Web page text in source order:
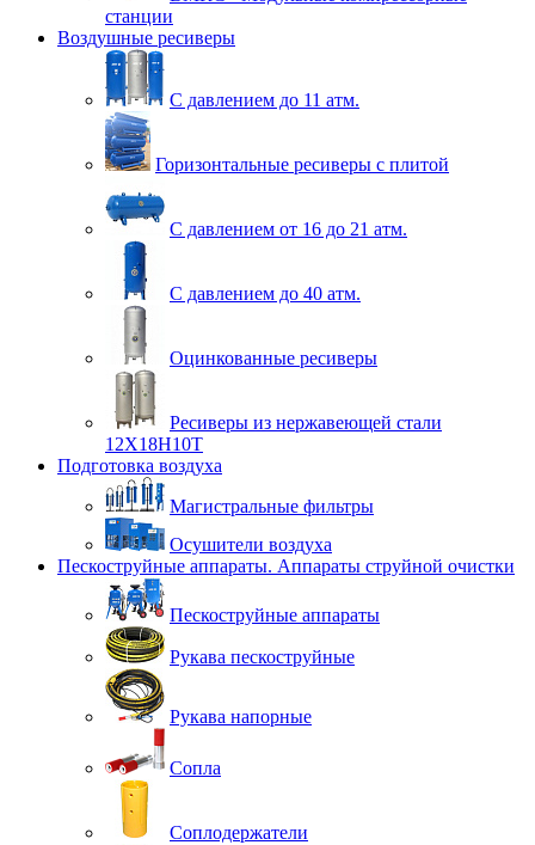
станции
Воздушные ресиверы
С давлением до 11 атм.
Горизонтальные ресиверы с плитой
С давлением от 16 до 21 атм.
С давлением до 40 атм.
Оцинкованные ресиверы
Ресиверы из нержавеющей стали
12Х18Н10Т
Подготовка воздуха
Магистральные фильтры
Осушители воздуха
Пескоструйные аппараты. Аппараты струйной очистки
Пескоструйные аппараты
Рукава пескоструйные
Рукава напорные
Сопла
Соплодержатели